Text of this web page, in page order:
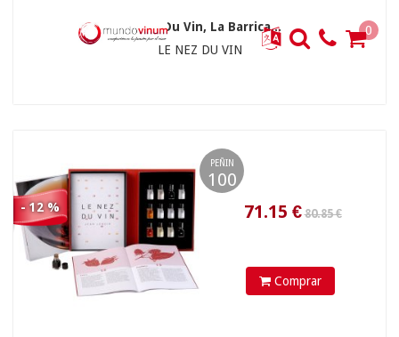
Le Nez Du Vin, La Barrica...
LE NEZ DU VIN
- 12 %
PEÑIN
100
Comprar
137.7
0